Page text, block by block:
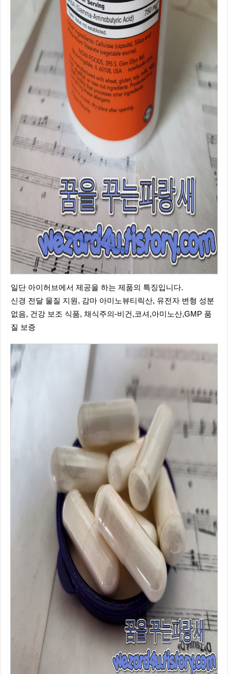
일단 아이허브에서 제공을 하는 제품의 특징입니다.
신경 전달 물질 지원, 감마 아미노뷰티릭산, 유전자 변형 성분
없음, 건강 보조 식품, 채식주의-비건,코셔,아미노산,GMP 품
질 보증